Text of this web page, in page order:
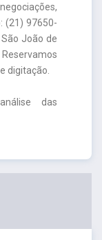
(21) 97650-
João de
digitação.
das